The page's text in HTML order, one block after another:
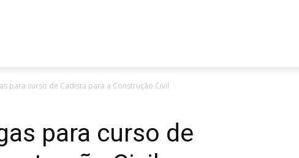
para curso de Cadista para a Construção Civil
para curso de